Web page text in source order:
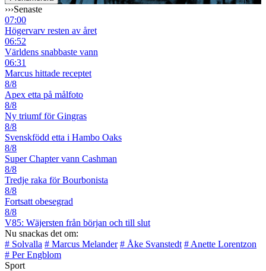
›››Senaste
07:00
Högervarv resten av året
06:52
Världens snabbaste vann
06:31
Marcus hittade receptet
8/8
Apex etta på målfoto
8/8
Ny triumf för Gingras
8/8
Svenskfödd etta i Hambo Oaks
8/8
Super Chapter vann Cashman
8/8
Tredje raka för Bourbonista
8/8
Fortsatt obesegrad
8/8
V85: Wäjersten från början och till slut
Nu snackas det om:
# Solvalla # Marcus Melander # Åke Svanstedt # Anette Lorentzon
# Per Engblom
Sport